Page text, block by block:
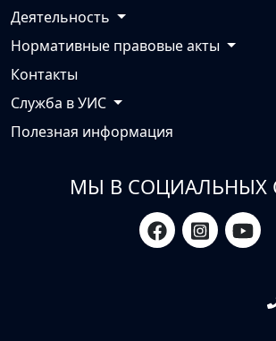
Деятельность
Нормативные правовые акты
Контакты
Служба в УИС
Полезная информация
МЫ В СОЦИАЛЬНЫХ